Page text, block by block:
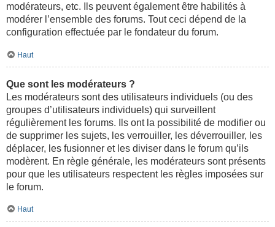
modérateurs, etc. Ils peuvent également être habilités à
modérer l’ensemble des forums. Tout ceci dépend de la
configuration effectuée par le fondateur du forum.
Haut
Que sont les modérateurs ?
Les modérateurs sont des utilisateurs individuels (ou des
groupes d’utilisateurs individuels) qui surveillent
régulièrement les forums. Ils ont la possibilité de modifier ou
de supprimer les sujets, les verrouiller, les déverrouiller, les
déplacer, les fusionner et les diviser dans le forum qu’ils
modèrent. En règle générale, les modérateurs sont présents
pour que les utilisateurs respectent les règles imposées sur
le forum.
Haut